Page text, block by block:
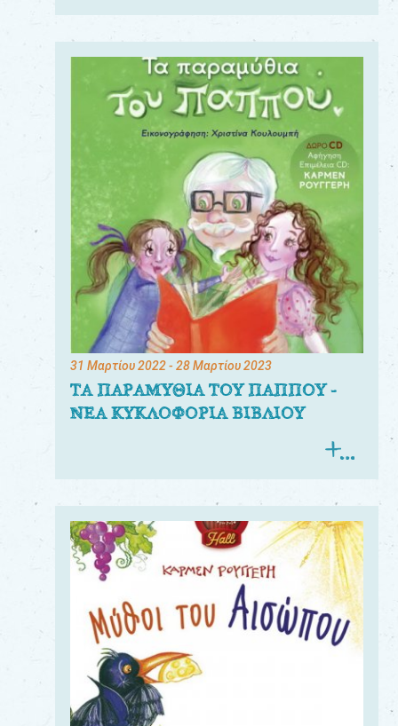
31 Μαρτίου 2022- 28 Μαρτίου 2023
ΤΑ ΠΑΡΑΜΥΘΙΑ ΤΟΥ ΠΑΠΠΟΥ -
ΝΕΑ ΚΥΚΛΟΦΟΡΙΑ ΒΙΒΛΙΟΥ